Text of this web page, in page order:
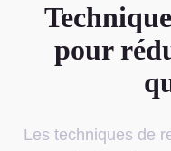
pour
Les techniques de